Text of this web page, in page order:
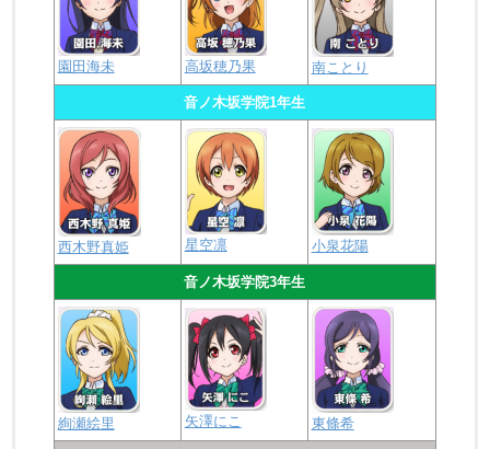
園田海未 高坂穂乃果 南ことり
音ノ木坂学院1年生
西木野真姫 星空凛 小泉花陽
音ノ木坂学院3年生
絢瀬絵里 矢澤にこ 東條希